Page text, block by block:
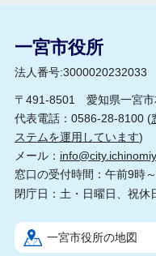
一宮市役所
法人番号:3000020232033
〒491-8501 愛知県一宮市
代表電話：0586-28-8100 (
ステムを運用しています)
メール：
窓口の受付時間：午前9時
閉庁日：土・日曜日、祝休
一宮市役所の地図